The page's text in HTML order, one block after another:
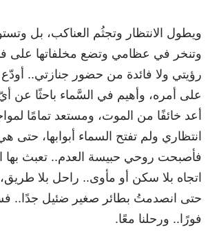
ويطول الانتظار وتجثُم العناكب، بل
وتنخر في عظامي وتضع مخلفاتها على
رؤيتي ولا فائدة من حضور جنازتي..
على أمره، وأهيم في السَّماء باحثًا عن
أعد خائفًا من الموت، ومستعد تمامًا
انتظاري ولم تفتح السماء أبوابها، حتى
فأصبحت روحي حبيسة العدم.. تعبث بها
اتجاه بلا سكن أو مأوى.. راحل بلا
حتى انصدمتُ بطائر صغير ضئيل جدًا..
فورًا.. ورحلنا معًا.